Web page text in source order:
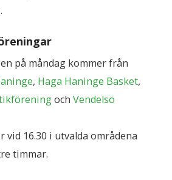
på måndag kommer från
, Haga Haninge Basket,
och Vendelsö
vid 16.30 i utvalda områdena
timmar.